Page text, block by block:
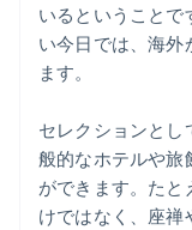
いるということで
い今日では、海外
ます。
セレクションとし
般的なホテルや旅
ができます。た
けではなく、座